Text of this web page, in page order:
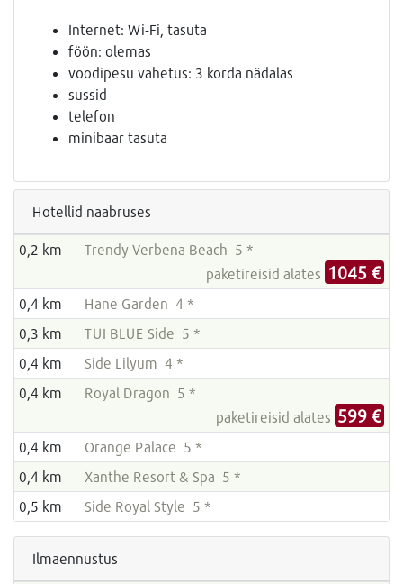
Internet: Wi-Fi, tasuta
föön: olemas
voodipesu vahetus: 3 korda nädalas
sussid
telefon
minibaar tasuta
Hotellid naabruses
0,2 km
Trendy Verbena Beach 5 *
paketireisid alates 1045 €
0,4 km
Hane Garden 4 *
0,3 km
TUI BLUE Side 5 *
0,4 km
Side Lilyum 4 *
0,4 km
Royal Dragon 5 *
paketireisid alates 599 €
0,4 km
Orange Palace 5 *
0,4 km
Xanthe Resort & Spa 5 *
0,5 km
Side Royal Style 5 *
Ilmaennustus